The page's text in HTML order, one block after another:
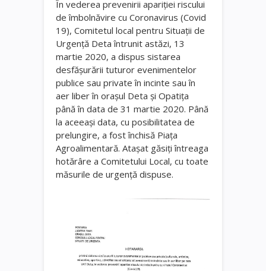
În vederea prevenirii apariției riscului
de îmbolnăvire cu Coronavirus (Covid
19), Comitetul local pentru Situații de
Urgență Deta întrunit astăzi, 13
martie 2020, a dispus sistarea
desfășurării tuturor evenimentelor
publice sau private în incinte sau în
aer liber în orașul Deta și Opatița
până în data de 31 martie 2020. Până
la aceeași data, cu posibilitatea de
prelungire, a fost închisă Piața
Agroalimentară. Atașat găsiți întreaga
hotărâre a Comitetului Local, cu toate
măsurile de urgență dispuse.